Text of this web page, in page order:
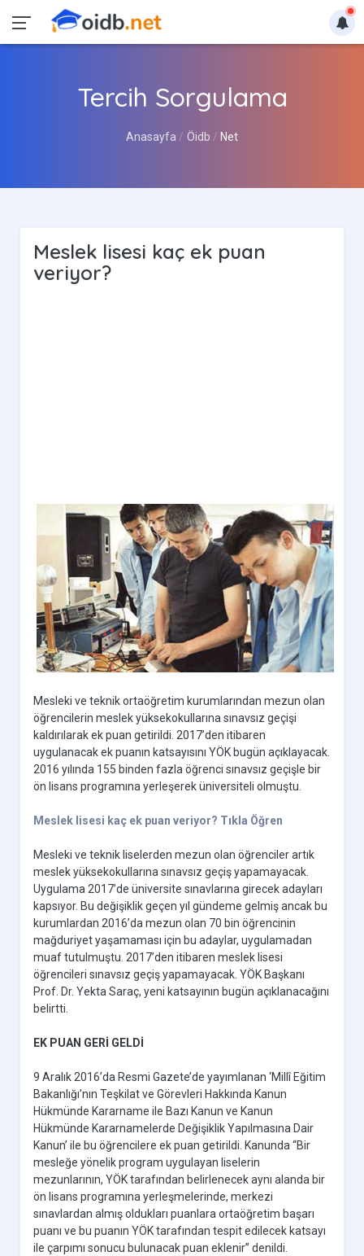
Tercih Sorgulama
Anasayfa Öidb Net
Meslek lisesi kaç ek puan
veriyor?
Mesleki ve teknik ortaöğretim kurumlarından mezun olan
öğrencilerin meslek yüksekokullarına sınavsız geçişi
kaldırılarak ek puan getirildi. 2017’den itibaren
uygulanacak ek puanın katsayısını YÖK bugün açıklayacak.
2016 yılında 155 binden fazla öğrenci sınavsız geçişle bir
ön lisans programına yerleşerek üniversiteli olmuştu.
Meslek lisesi kaç ek puan veriyor? Tıkla Öğren
Mesleki ve teknik liselerden mezun olan öğrenciler artık
meslek yüksekokullarına sınavsız geçiş yapamayacak.
Uygulama 2017’de üniversite sınavlarına girecek adayları
kapsıyor. Bu değişiklik geçen yıl gündeme gelmiş ancak bu
kurumlardan 2016’da mezun olan 70 bin öğrencinin
mağduriyet yaşamaması için bu adaylar, uygulamadan
muaf tutulmuştu. 2017’den itibaren meslek lisesi
öğrencileri sınavsız geçiş yapamayacak. YÖK Başkanı
Prof. Dr. Yekta Saraç, yeni katsayının bugün açıklanacağını
belirtti.
EK PUAN GERİ GELDİ
9 Aralık 2016’da Resmi Gazete’de yayımlanan ‘Millî Eğitim
Bakanlığı’nın Teşkilat ve Görevleri Hakkında Kanun
Hükmünde Kararname ile Bazı Kanun ve Kanun
Hükmünde Kararnamelerde Değişiklik Yapılmasına Dair
Kanun’ ile bu öğrencilere ek puan getirildi. Kanunda “Bir
mesleğe yönelik program uygulayan liselerin
mezunlarının, YÖK tarafından belirlenecek aynı alanda bir
ön lisans programına yerleşmelerinde, merkezi
sınavlardan almış oldukları puanlara ortaöğretim başarı
puanı ve bu puanın YÖK tarafından tespit edilecek katsayı
ile çarpımı sonucu bulunacak puan eklenir” denildi.